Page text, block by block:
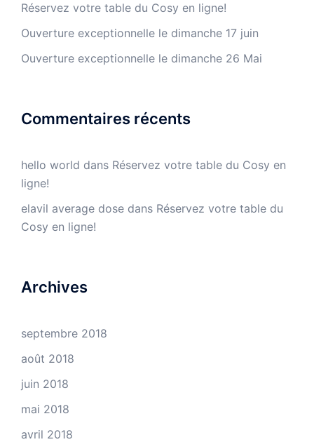
Réservez votre table du Cosy en ligne!
Ouverture exceptionnelle le dimanche 17 juin
Ouverture exceptionnelle le dimanche 26 Mai
Commentaires récents
hello world dans Réservez votre table du Cosy en
ligne!
elavil average dose dans Réservez votre table du
Cosy en ligne!
Archives
septembre 2018
août 2018
juin 2018
mai 2018
avril 2018